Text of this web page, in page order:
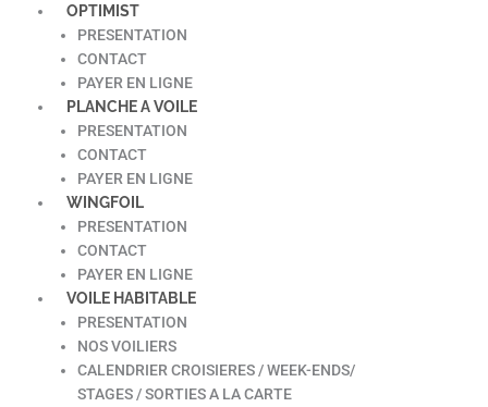
OPTIMIST
PRESENTATION
CONTACT
PAYER EN LIGNE
PLANCHE A VOILE
PRESENTATION
CONTACT
PAYER EN LIGNE
WINGFOIL
PRESENTATION
CONTACT
PAYER EN LIGNE
VOILE HABITABLE
PRESENTATION
NOS VOILIERS
CALENDRIER CROISIERES / WEEK-ENDS/
STAGES / SORTIES A LA CARTE